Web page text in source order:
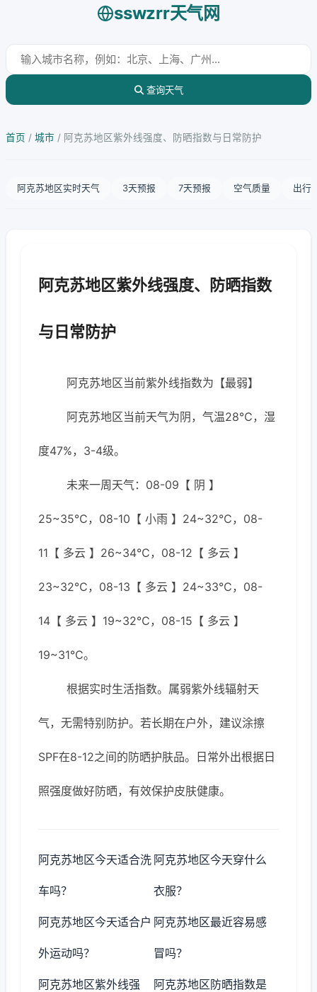
sswzrr天气网
查询天气
首页 / 城市 / 阿克苏地区紫外线强度、防晒指数与日常防护
阿克苏地区实时天气 3天预报 7天预报 空气质量 出行
阿克苏地区紫外线强度、防晒指数
与日常防护
阿克苏地区当前紫外线指数为【最弱】
阿克苏地区当前天气为阴，气温28℃，湿
度47%，3-4级。
未来一周天气：08-09【 阴 】
25~35℃，08-10【 小雨 】24~32℃，08-
11【 多云 】26~34℃，08-12【 多云 】
23~32℃，08-13【 多云 】24~33℃，08-
14【 多云 】19~32℃，08-15【 多云 】
19~31℃。
根据实时生活指数。属弱紫外线辐射天
气，无需特别防护。若长期在户外，建议涂擦
SPF在8-12之间的防晒护肤品。日常外出根据日
照强度做好防晒，有效保护皮肤健康。
阿克苏地区今天适合洗
车吗？
阿克苏地区今天穿什么
衣服？
阿克苏地区今天适合户
外运动吗？
阿克苏地区最近容易感
冒吗？
阿克苏地区紫外线强 阿克苏地区防晒指数是